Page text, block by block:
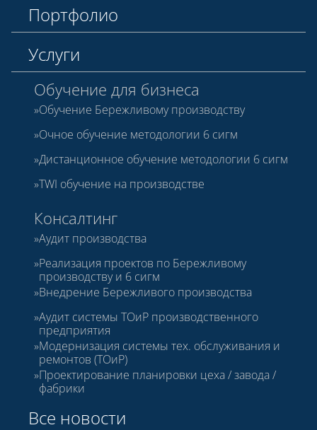
Портфолио
Услуги
Обучение для бизнеса
Обучение Бережливому производству
Очное обучение методологии 6 сигм
Дистанционное обучение методологии 6 сигм
TWI обучение на производстве
Консалтинг
Аудит производства
Реализация проектов по Бережливому
производству и 6 сигм
Внедрение Бережливого производства
Аудит системы ТОиР производственного
предприятия
Модернизация системы тех. обслуживания и
ремонтов (ТОиР)
Проектирование планировки цеха / завода /
фабрики
Все новости